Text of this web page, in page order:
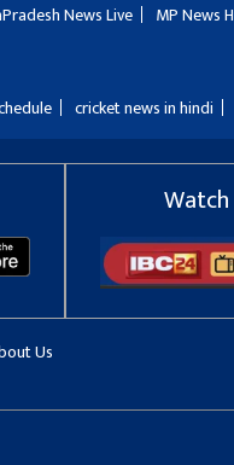
News Live MP News
cricket news in hindi
Us